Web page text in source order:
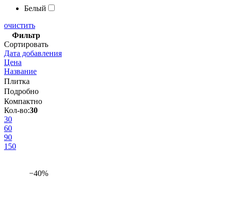
Белый
очистить
Фильтр
Сортировать
Дата добавления
Цена
Название
Плитка
Подробно
Компактно
Кол-во:30
30
60
90
150
−40%